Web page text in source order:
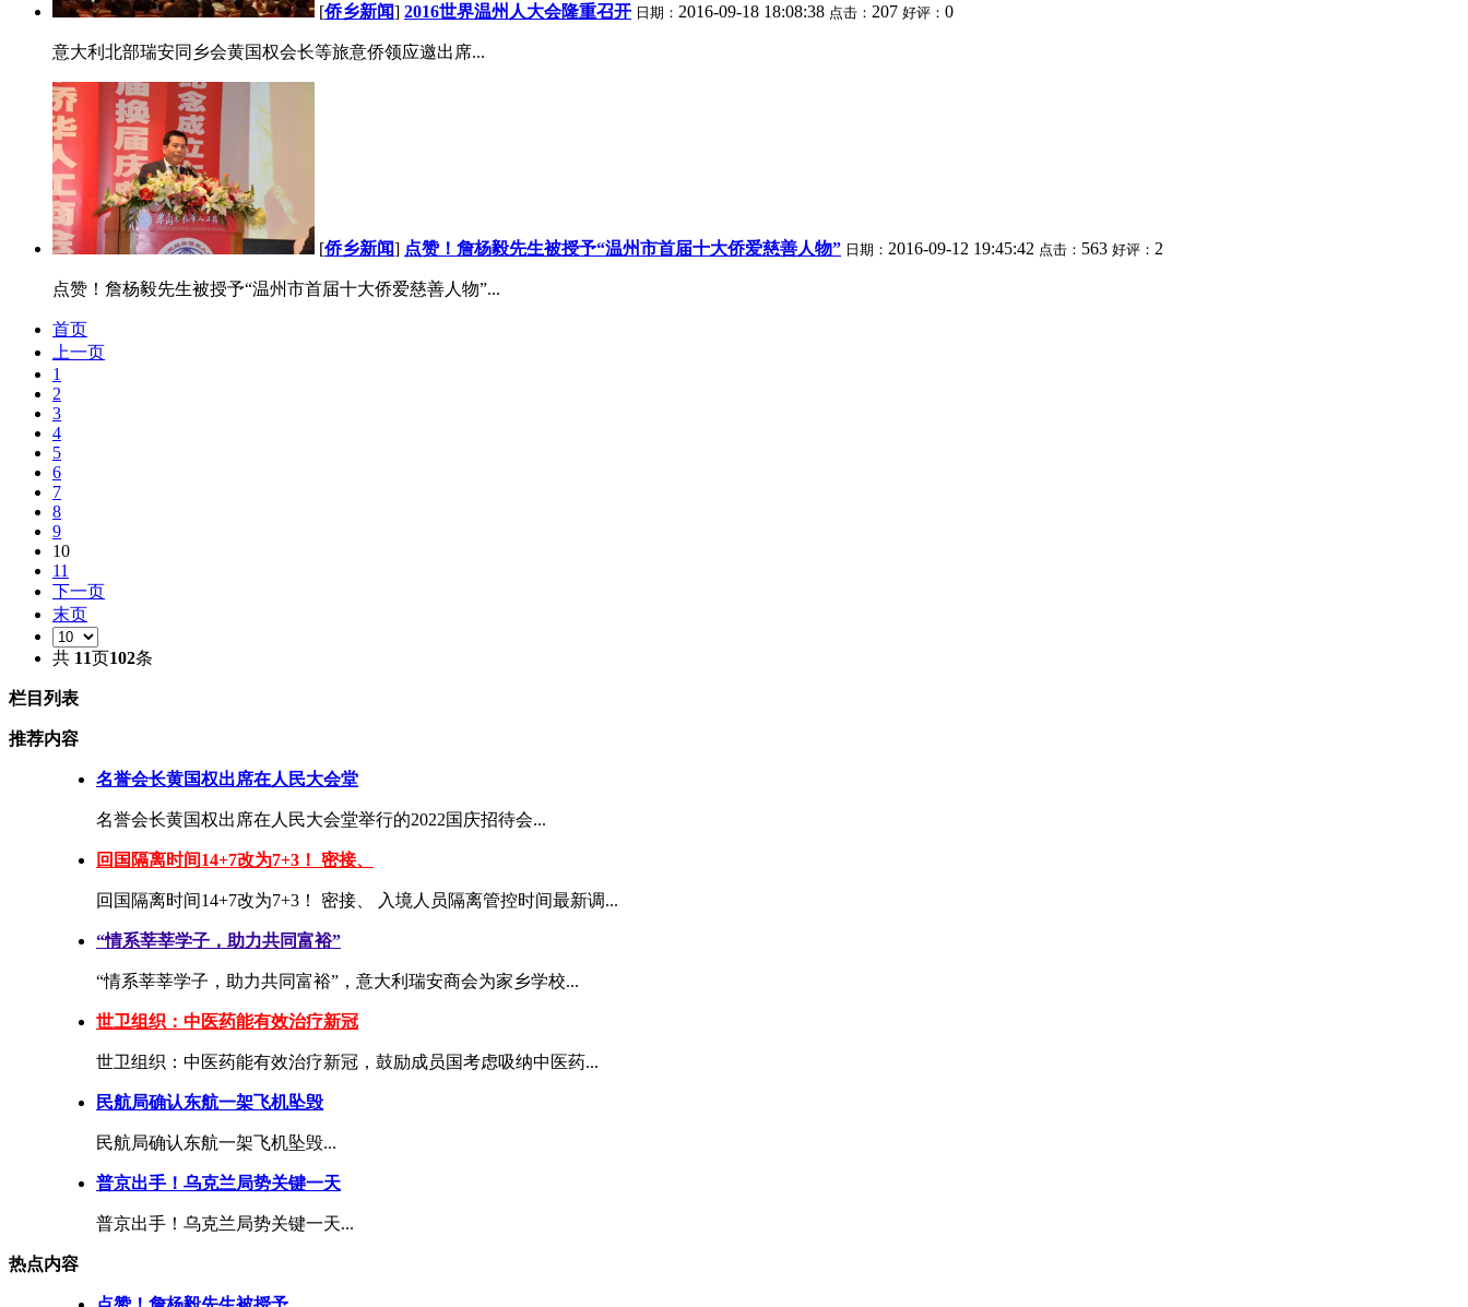
[侨乡新闻] 2016世界温州人大会隆重召开 日期： 2016-09-18 18:08:38 点击： 207 好评： 0
意大利北部瑞安同乡会黄国权会长等旅意侨领应邀出席...
[侨乡新闻] 点赞！詹杨毅先生被授予“温州市首届十大侨爱慈善人物” 日期： 2016-09-12 19:45:42 点击： 563 好评： 2
点赞！詹杨毅先生被授予“温州市首届十大侨爱慈善人物”...
首页
上一页
1
2
3
4
5
6
7
8
9
10
11
下一页
末页
共 11页102条
栏目列表
推荐内容
名誉会长黄国权出席在人民大会堂
名誉会长黄国权出席在人民大会堂举行的2022国庆招待会...
回国隔离时间14+7改为7+3！ 密接、
回国隔离时间14+7改为7+3！ 密接、 入境人员隔离管控时间最新调...
“情系莘莘学子，助力共同富裕”
“情系莘莘学子，助力共同富裕”，意大利瑞安商会为家乡学校...
世卫组织：中医药能有效治疗新冠
世卫组织：中医药能有效治疗新冠，鼓励成员国考虑吸纳中医药...
民航局确认东航一架飞机坠毁
民航局确认东航一架飞机坠毁...
普京出手！乌克兰局势关键一天
普京出手！乌克兰局势关键一天...
热点内容